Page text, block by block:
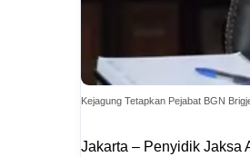
Kejagung Tetapkan Pejabat BGN
Jakarta – Penyidik Jaksa